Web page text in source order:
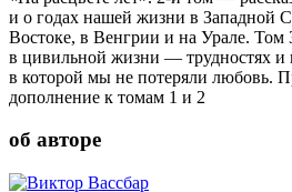
и о годах нашей жизни в Западной
Востоке, в Венгрии и на Урале. Том
в цивильной жизни — трудностях и
в которой мы не потеряли любовь.
дополнение к томам 1 и 2
об авторе